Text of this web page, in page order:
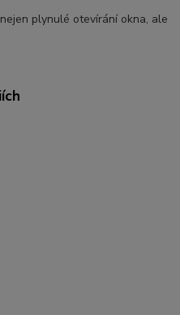
plynulé otevírání okna, ale